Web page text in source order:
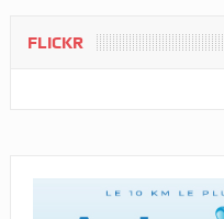
FLICKR